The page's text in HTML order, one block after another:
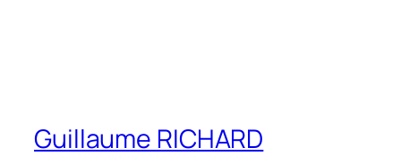
Guillaume RICHARD